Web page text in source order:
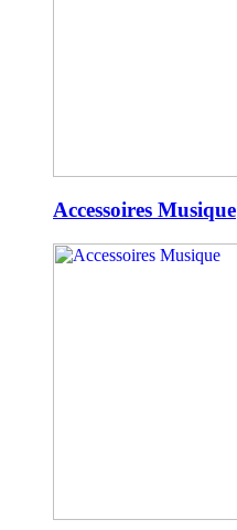
Accessoires Musique